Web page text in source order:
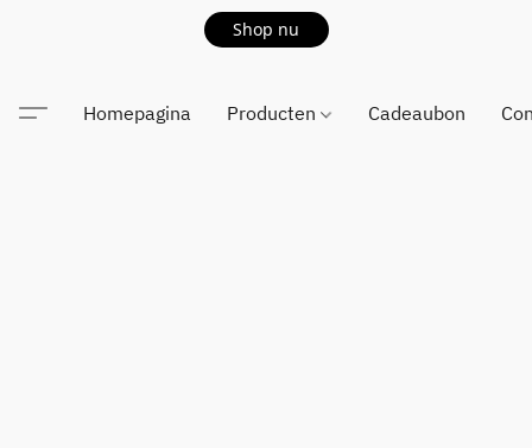
Shop nu
Homepagina Producten Cadeaubon